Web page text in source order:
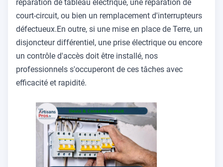
réparation de tableau électrique, une réparation de
court-circuit, ou bien un remplacement d'interrupteurs
défectueux.En outre, si une mise en place de Terre, un
disjoncteur différentiel, une prise électrique ou encore
un contrôle d'accès doit être installé, nos
professionnels s'occuperont de ces tâches avec
efficacité et rapidité.